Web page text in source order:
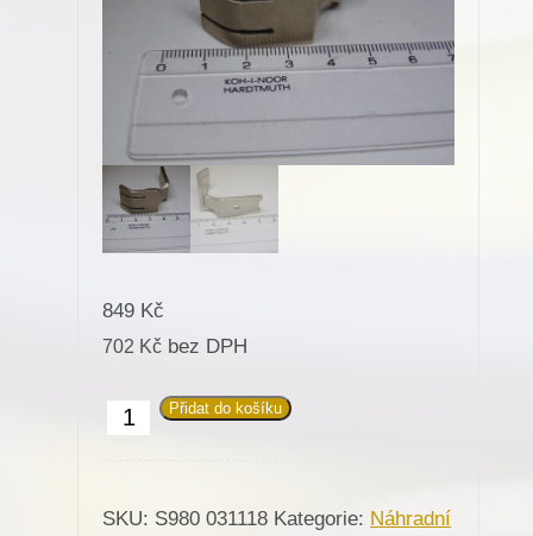
849 Kč
702 Kč bez DPH
031118
10mm
Přidat do košíku
SKU: S980 031118 Kategorie: Náhradní